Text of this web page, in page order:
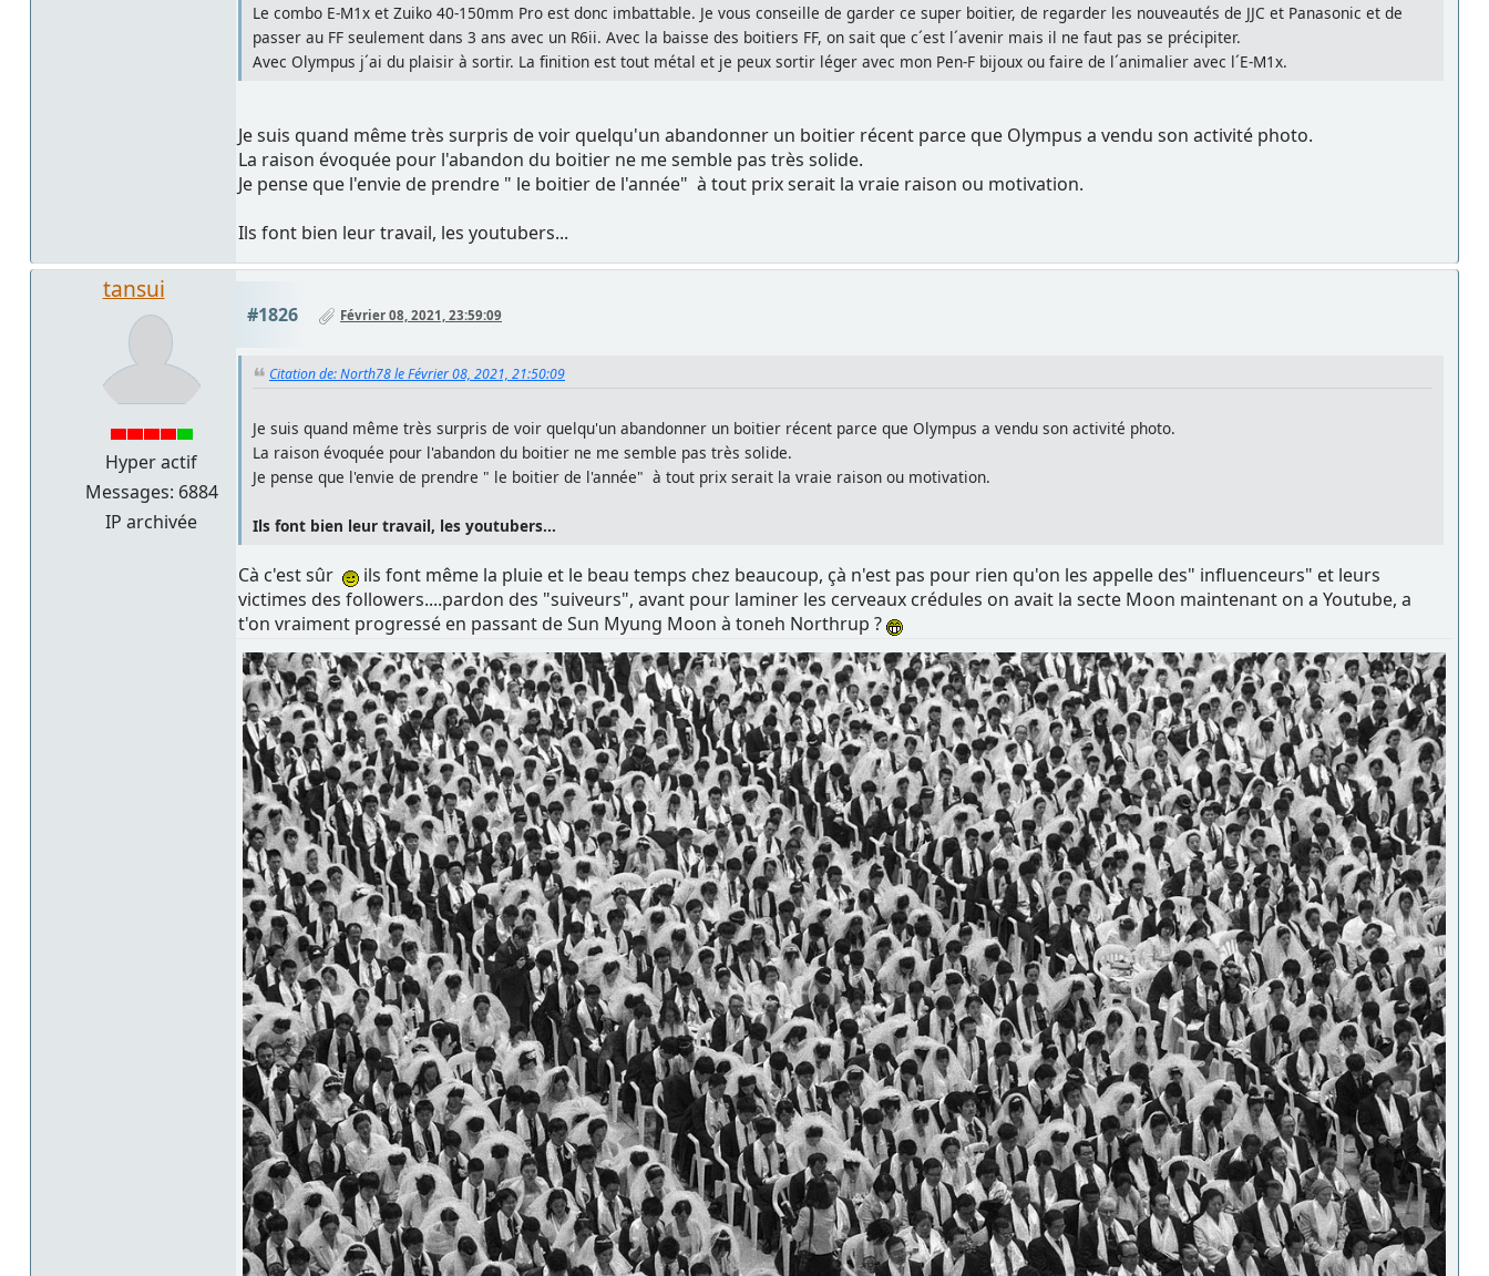
Le combo E-M1x et Zuiko 40-150mm Pro est donc imbattable. Je vous conseille de garder ce super boitier, de regarder les nouveautés de JJC et Panasonic et de
passer au FF seulement dans 3 ans avec un R6ii. Avec la baisse des boitiers FF, on sait que c´est l´avenir mais il ne faut pas se précipiter.
Avec Olympus j´ai du plaisir à sortir. La finition est tout métal et je peux sortir léger avec mon Pen-F bijoux ou faire de l´animalier avec l´E-M1x.
Je suis quand même très surpris de voir quelqu'un abandonner un boitier récent parce que Olympus a vendu son activité photo.
La raison évoquée pour l'abandon du boitier ne me semble pas très solide.
Je pense que l'envie de prendre " le boitier de l'année" à tout prix serait la vraie raison ou motivation.
Ils font bien leur travail, les youtubers...
tansui
Hyper actif
Messages: 6884
IP archivée
#1826 Février 08, 2021, 23:59:09
Citation de: North78 le Février 08, 2021, 21:50:09
Je suis quand même très surpris de voir quelqu'un abandonner un boitier récent parce que Olympus a vendu son activité photo.
La raison évoquée pour l'abandon du boitier ne me semble pas très solide.
Je pense que l'envie de prendre " le boitier de l'année" à tout prix serait la vraie raison ou motivation.
Ils font bien leur travail, les youtubers...
Cà c'est sûr
ils font même la pluie et le beau temps chez beaucoup, çà n'est pas pour rien qu'on les appelle des" influenceurs" et leurs
victimes des followers....pardon des "suiveurs", avant pour laminer les cerveaux crédules on avait la secte Moon maintenant on a Youtube, a
t'on vraiment progressé en passant de Sun Myung Moon à toneh Northrup ?